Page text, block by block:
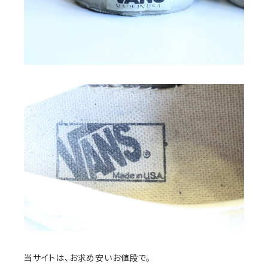
当サイトは、お求め安いお値段で。